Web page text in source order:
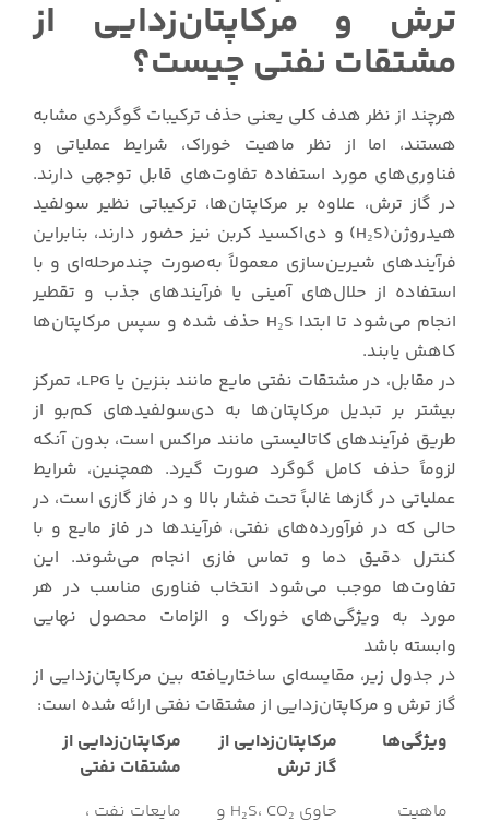
ترش و مرکاپتان‌زدایی از
مشتقات نفتی چیست؟
هرچند از نظر هدف کلی یعنی حذف ترکیبات گوگردی مشابه
هستند، اما از نظر ماهیت خوراک، شرایط عملیاتی و
فناوری‌های مورد استفاده تفاوت‌های قابل توجهی دارند.
در گاز ترش، علاوه بر مرکاپتان‌ها، ترکیباتی نظیر سولفید
هیدروژن(H₂S) و دی‌اکسید کربن نیز حضور دارند، بنابراین
فرآیندهای شیرین‌سازی معمولاً به‌صورت چندمرحله‌ای و با
استفاده از حلال‌های آمینی یا فرآیندهای جذب و تقطیر
انجام می‌شود تا ابتدا H₂S حذف شده و سپس مرکاپتان‌ها
کاهش یابند.
در مقابل، در مشتقات نفتی مایع مانند بنزین یا LPG، تمرکز
بیشتر بر تبدیل مرکاپتان‌ها به دی‌سولفیدهای کم‌بو از
طریق فرآیندهای کاتالیستی مانند مراکس است، بدون آنکه
لزوماً حذف کامل گوگرد صورت گیرد. همچنین، شرایط
عملیاتی در گازها غالباً تحت فشار بالا و در فاز گازی است، در
حالی که در فرآورده‌های نفتی، فرآیندها در فاز مایع و با
کنترل دقیق دما و تماس فازی انجام می‌شوند. این
تفاوت‌ها موجب می‌شود انتخاب فناوری مناسب در هر
مورد به ویژگی‌های خوراک و الزامات محصول نهایی
وابسته باشد
در جدول زیر، مقایسه‌ای ساختاریافته بین مرکاپتان‌زدایی از
گاز ترش و مرکاپتان‌زدایی از مشتقات نفتی ارائه شده است:
ویژگی‌ها
مرکاپتان‌زدایی از
گاز ترش
مرکاپتان‌زدایی از
مشتقات نفتی
ماهیت
حاوی H₂S، CO₂ و
مایعات نفت ،